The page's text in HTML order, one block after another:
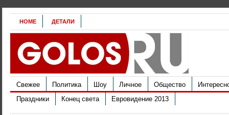
HOME ДЕТАЛИ
Свежее Политика Шоу Личное Общество
Праздники
Конец света Евровидение 2013